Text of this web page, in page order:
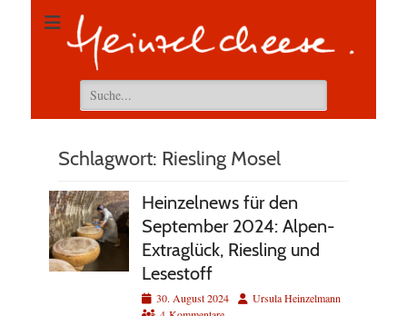
Suchen
nach:
Schlagwort: Riesling Mosel
Heinzelnews für den
September 2024: Alpen-
Extraglück, Riesling und
Lesestoff
Veröffentlicht
30. August 2024 AutorUrsula Heinzelmann